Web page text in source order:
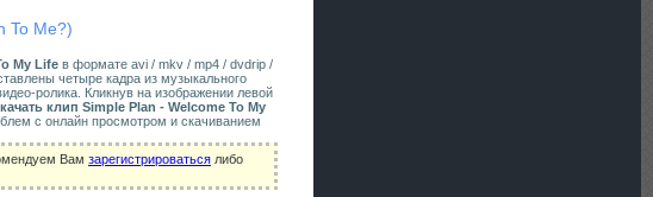
To Me?)
My Life в формате avi / mkv / mp4 / dvdrip /
четыре кадра из музыкального
ролика. Кликнув на изображении левой
клип Simple Plan - Welcome To My
с онлайн просмотром и скачиванием
Вам зарегистрироваться либо